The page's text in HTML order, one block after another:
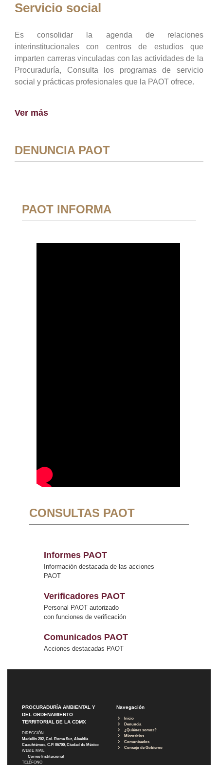
Servicio social
Es consolidar la agenda de relaciones
interinstitucionales con centros de estudios que
imparten carreras vinculadas con las actividades de la
Procuraduría, Consulta los programas de servicio
social y prácticas profesionales que la PAOT ofrece.
Ver más
DENUNCIA PAOT
PAOT INFORMA
CONSULTAS PAOT
Informes PAOT
Información destacada de las acciones
PAOT
Verificadores PAOT
Personal PAOT autorizado
con funciones de verificación
Comunicados PAOT
Acciones destacadas PAOT
PROCURADURÍA AMBIENTAL Y
DEL ORDENAMIENTO
TERRITORIAL DE LA CDMX
DIRECCIÓN
Medellín 202, Col. Roma Sur, Alcaldía
Cuauhtémoc, C.P. 06700, Ciudad de México
WEB E-MAIL
Correo Institucional
TELÉFONO
Navegación
Inicio
Denuncia
¿Quiénes somos?
Micrositios
Comunicados
Consejo de Gobierno